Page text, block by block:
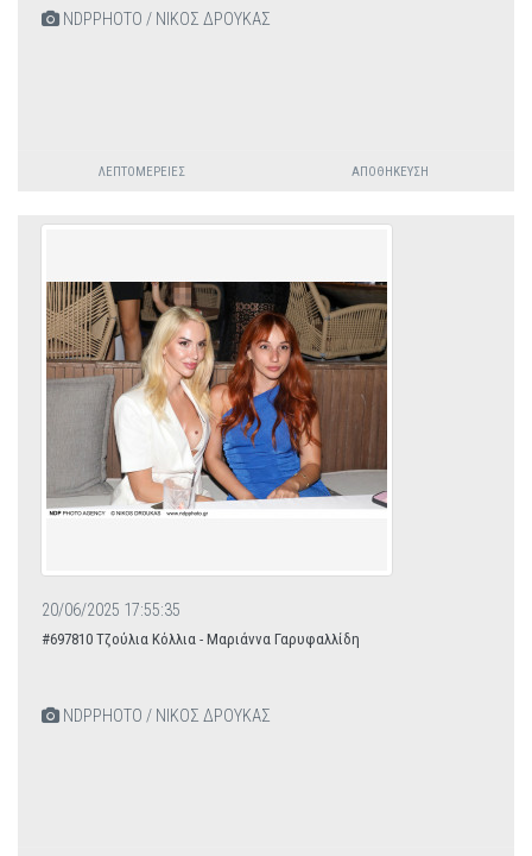
NDPPHOTO / ΝΙΚΟΣ ΔΡΟΥΚΑΣ
ΛΕΠΤΟΜΈΡΕΙΕΣ ΑΠΟΘΉΚΕΥΣΗ
20/06/2025 17:55:35
#697810 Τζούλια Κόλλια - Μαριάννα Γαρυφαλλίδη
NDPPHOTO / ΝΙΚΟΣ ΔΡΟΥΚΑΣ